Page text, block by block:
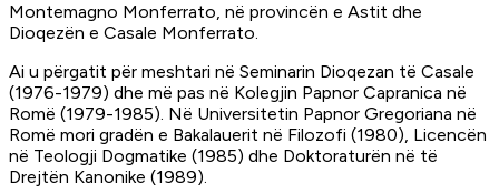
Montemagno Monferrato, në provincën e Astit dhe
Dioqezën e Casale Monferrato.
Ai u përgatit për meshtari në Seminarin Dioqezan të Casale
(1976-1979) dhe më pas në Kolegjin Papnor Capranica në
Romë (1979-1985). Në Universitetin Papnor Gregoriana në
Romë mori gradën e Bakalauerit në Filozofi (1980), Licencën
në Teologji Dogmatike (1985) dhe Doktoraturën në të
Drejtën Kanonike (1989).